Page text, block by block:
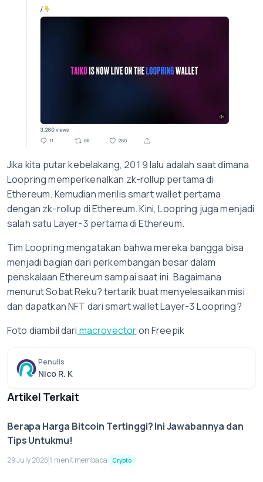
Jika kita putar kebelakang, 2019 lalu adalah saat dimana
Loopring memperkenalkan zk-rollup pertama di
Ethereum. Kemudian merilis smart wallet pertama
dengan zk-rollup di Ethereum. Kini, Loopring juga menjadi
salah satu Layer-3 pertama di Ethereum.
Tim Loopring mengatakan bahwa mereka bangga bisa
menjadi bagian dari perkembangan besar dalam
penskalaan Ethereum sampai saat ini. Bagaimana
menurut Sobat Reku? tertarik buat menyelesaikan misi
dan dapatkan NFT dari smart wallet Layer-3 Loopring?
Foto diambil dari macrovectoron Freepik
Penulis
Nico R. K
Artikel Terkait
Berapa Harga Bitcoin Tertinggi? Ini Jawabannya dan
Tips Untukmu!
29 July 20261 menit membaca Crypto